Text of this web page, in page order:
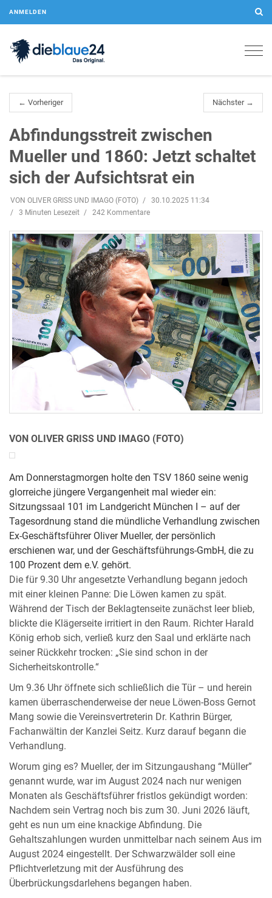
ANMELDEN
← Vorheriger Nächster →
Abfindungsstreit zwischen
Mueller und 1860: Jetzt schaltet
sich der Aufsichtsrat ein
VON OLIVER GRISS UND IMAGO (FOTO)
30.10.2025 11:34
3 Minuten Lesezeit
242 Kommentare
VON OLIVER GRISS UND IMAGO (FOTO)
Am Donnerstagmorgen holte den TSV 1860 seine wenig
glorreiche jüngere Vergangenheit mal wieder ein:
Sitzungssaal 101 im Landgericht München I – auf der
Tagesordnung stand die mündliche Verhandlung zwischen
Ex-Geschäftsführer Oliver Mueller, der persönlich
erschienen war, und der Geschäftsführungs-GmbH, die zu
100 Prozent dem e.V. gehört.
Die für 9.30 Uhr angesetzte Verhandlung begann jedoch
mit einer kleinen Panne: Die Löwen kamen zu spät.
Während der Tisch der Beklagtenseite zunächst leer blieb,
blickte die Klägerseite irritiert in den Raum. Richter Harald
König erhob sich, verließ kurz den Saal und erklärte nach
seiner Rückkehr trocken: „Sie sind schon in der
Sicherheitskontrolle.“
Um 9.36 Uhr öffnete sich schließlich die Tür – und herein
kamen überraschenderweise der neue Löwen-Boss Gernot
Mang sowie die Vereinsvertreterin Dr. Kathrin Bürger,
Fachanwältin der Kanzlei Seitz. Kurz darauf begann die
Verhandlung.
Worum ging es? Mueller, der im Sitzungaushang “Müller”
genannt wurde, war im August 2024 nach nur wenigen
Monaten als Geschäftsführer fristlos gekündigt worden:
Nachdem sein Vertrag noch bis zum 30. Juni 2026 läuft,
geht es nun um eine knackige Abfindung. Die
Gehaltszahlungen wurden unmittelbar nach seinem Aus im
August 2024 eingestellt. Der Schwarzwälder soll eine
Pflichtverletzung mit der Ausführung des
Überbrückungsdarlehens begangen haben.